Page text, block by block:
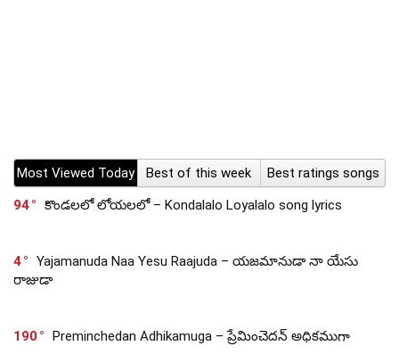
Most Viewed Today Best of this week
Best ratings songs
94
కొండలలో లోయలలో – Kondalalo Loyalalo song lyrics
4
Yajamanuda Naa Yesu Raajuda – యజమానుడా నా యేసు
రాజుడా
190 Preminchedan Adhikamuga – ప్రేమించెదన్ అధికముగా